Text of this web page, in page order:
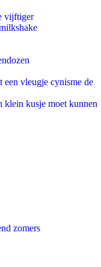
vijftiger
een vleugje cynisme de
klein kusje moet kunnen
zomers